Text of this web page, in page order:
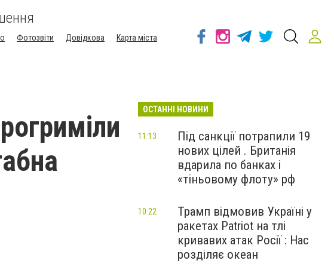
Фотозвіти Довідкова
Карта міста
ОСТАННІ НОВИНИ
Під санкції потрапили 19
нових цілей . Британія
вдарила по банках і
«тіньовому флоту» рф
11:13
Трамп відмовив Україні у
ракетах Patriot на тлі
кривавих атак Росії : Нас
розділяє океан
10:22